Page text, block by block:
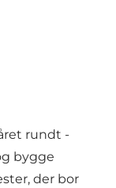
rundt -
bygge
der bor